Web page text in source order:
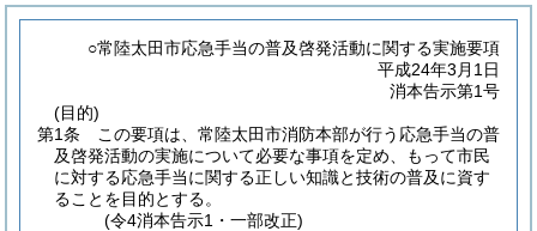
○常陸太田市応急手当の普及啓発活動に関する実施要項
平成24年3月1日
消本告示第1号
(目的)
第1条
この要項は、常陸太田市消防本部が行う応急手当の普
及啓発活動の実施について必要な事項を定め、もって市民
に対する応急手当に関する正しい知識と技術の普及に資す
ることを目的とする。
(令4消本告示1・一部改正)